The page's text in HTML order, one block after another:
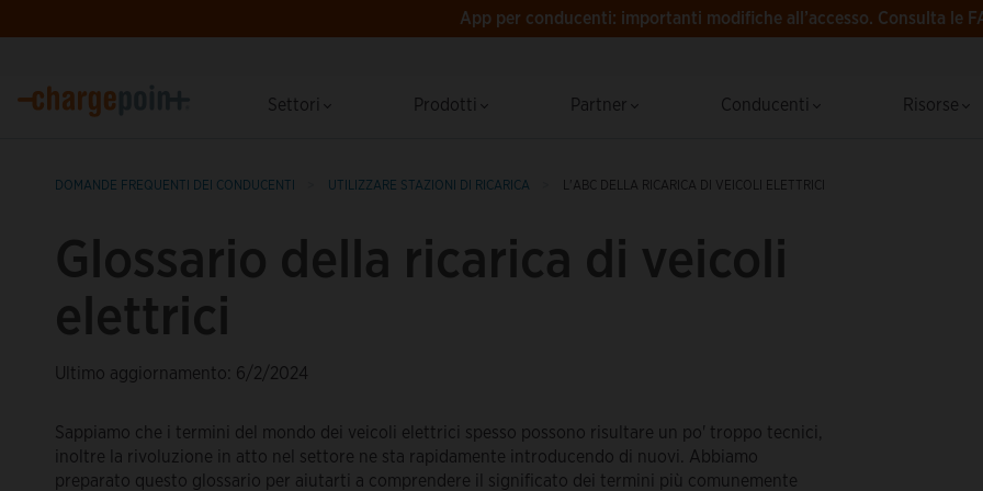
App per conducenti: importanti modifiche all’accesso. Consulta le
Settori Prodotti Partner Conducenti Risorse
DOMANDE FREQUENTI DEI CONDUCENTI UTILIZZARE STAZIONI DI RICARICA L'ABC DELLA RICARICA DI VEICOLI ELETTRICI
Glossario della ricarica di veicoli
elettrici
Ultimo aggiornamento: 6/2/2024
Sappiamo che i termini del mondo dei veicoli elettrici spesso possono risultare un po' troppo tecnici,
inoltre la rivoluzione in atto nel settore ne sta rapidamente introducendo di nuovi. Abbiamo
preparato questo glossario per aiutarti a comprendere il significato dei termini più comunemente